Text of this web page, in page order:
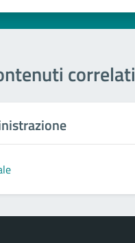
5 stelle su 5
4 stelle su 5
stelle su 5
su 5
5
correlati